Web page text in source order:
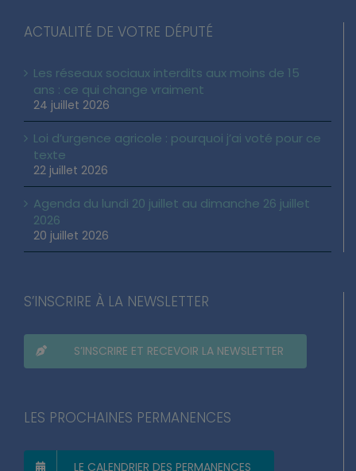
ACTUALITÉ DE VOTRE DÉPUTÉ
Les réseaux sociaux interdits aux moins de 15
ans : ce qui change vraiment
24 juillet 2026
Loi d’urgence agricole : pourquoi j’ai voté pour ce
texte
22 juillet 2026
Agenda du lundi 20 juillet au dimanche 26 juillet
2026
20 juillet 2026
S’INSCRIRE À LA NEWSLETTER
S’INSCRIRE ET RECEVOIR LA NEWSLETTER
LES PROCHAINES PERMANENCES
LE CALENDRIER DES PERMANENCES